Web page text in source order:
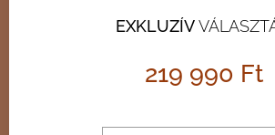
EXKLUZÍV
219 990 Ft